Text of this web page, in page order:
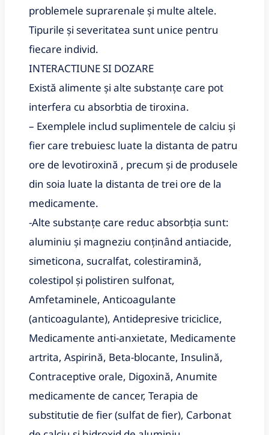
problemele suprarenale și multe altele.
Tipurile și severitatea sunt unice pentru
fiecare individ.
INTERACTIUNE SI DOZARE
Există alimente și alte substanțe care pot
interfera cu absorbtia de tiroxina.
– Exemplele includ suplimentele de calciu și
fier care trebuiesc luate la distanta de patru
ore de levotiroxină , precum și de produsele
din soia luate la distanta de trei ore de la
medicamente.
-Alte substanțe care reduc absorbția sunt:
aluminiu și magneziu conținând antiacide,
simeticona, sucralfat, colestiramină,
colestipol și polistiren sulfonat,
Amfetaminele, Anticoagulante
(anticoagulante), Antidepresive triciclice,
Medicamente anti-anxietate, Medicamente
artrita, Aspirină, Beta-blocante, Insulină,
Contraceptive orale, Digoxină, Anumite
medicamente de cancer, Terapia de
substitutie de fier (sulfat de fier), Carbonat